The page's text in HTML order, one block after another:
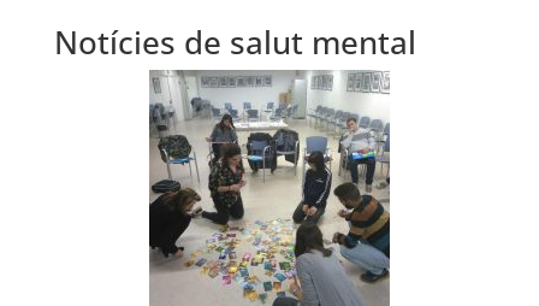
Notícies de salut mental